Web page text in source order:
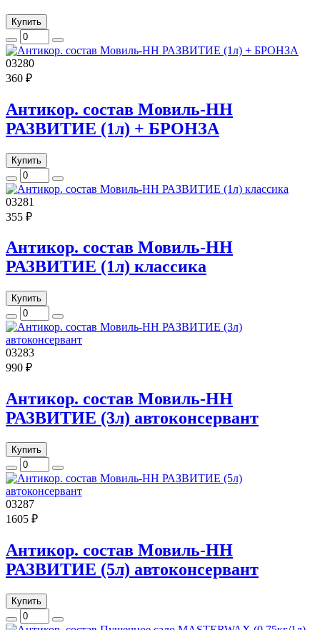
Купить
03280
360 ₽
Антикор. состав Мовиль-НН
РАЗВИТИЕ (1л) + БРОНЗА
Купить
03281
355 ₽
Антикор. состав Мовиль-НН
РАЗВИТИЕ (1л) классика
Купить
03283
990 ₽
Антикор. состав Мовиль-НН
РАЗВИТИЕ (3л) автоконсервант
Купить
03287
1605 ₽
Антикор. состав Мовиль-НН
РАЗВИТИЕ (5л) автоконсервант
Купить